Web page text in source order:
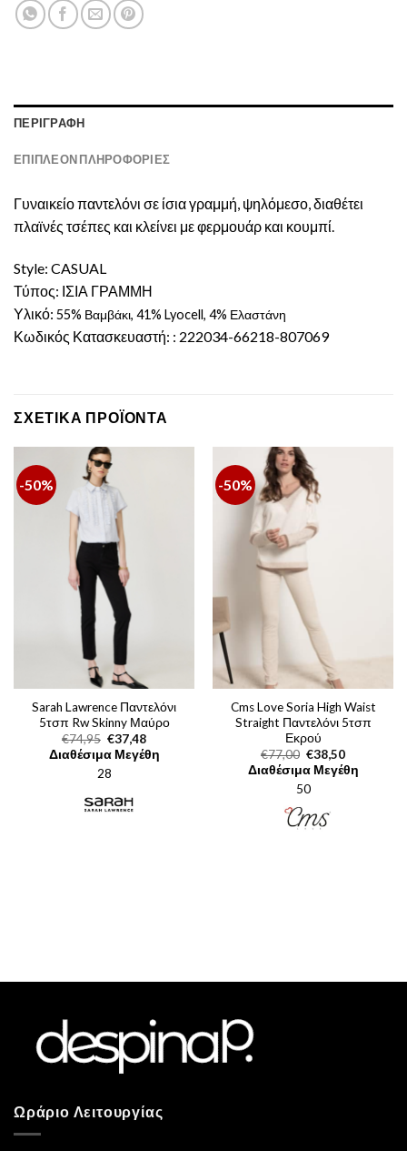
ΠΕΡΙΓΡΑΦΉ
ΕΠΙΠΛΈΟΝ ΠΛΗΡΟΦΟΡΊΕΣ
Γυναικείο παντελόνι σε ίσια γραμμή, ψηλόμεσο, διαθέτει
πλαϊνές τσέπες και κλείνει με φερμουάρ και κουμπί.
Style: CASUAL
Τύπος: ΙΣΙΑ ΓΡΑΜΜΗ
Υλικό: 55% Βαμβάκι, 41% Lyocell, 4% Ελαστάνη
Κωδικός Κατασκευαστή: : 222034-66218-807069
ΣΧΕΤΙΚΆ ΠΡΟΪΌΝΤΑ
-50%
Sarah Lawrence Παντελόνι
5τσπ Rw Skinny Μαύρο
€74,95 Original
price
was:
€74,95.
€37,48Η
τρέχουσα
τιμή
Διαθέσιμα Μεγέθη
28
-50%
Cms Love Soria High Waist
Straight Παντελόνι 5τσπ
Εκρού
€77,00 Original
price
was:
€77,00.
€38,50Η
τρέχουσα
τιμή
Διαθέσιμα Μεγέθη
50
Ωράριο Λειτουργίας